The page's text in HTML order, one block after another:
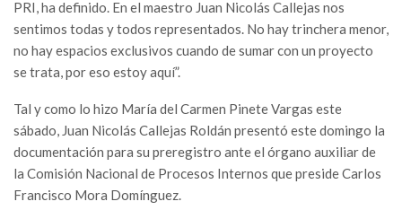
PRI, ha definido. En el maestro Juan Nicolás Callejas nos
sentimos todas y todos representados. No hay trinchera menor,
no hay espacios exclusivos cuando de sumar con un proyecto
se trata, por eso estoy aquí”.
Tal y como lo hizo María del Carmen Pinete Vargas este
sábado, Juan Nicolás Callejas Roldán presentó este domingo la
documentación para su preregistro ante el órgano auxiliar de
la Comisión Nacional de Procesos Internos que preside Carlos
Francisco Mora Domínguez.